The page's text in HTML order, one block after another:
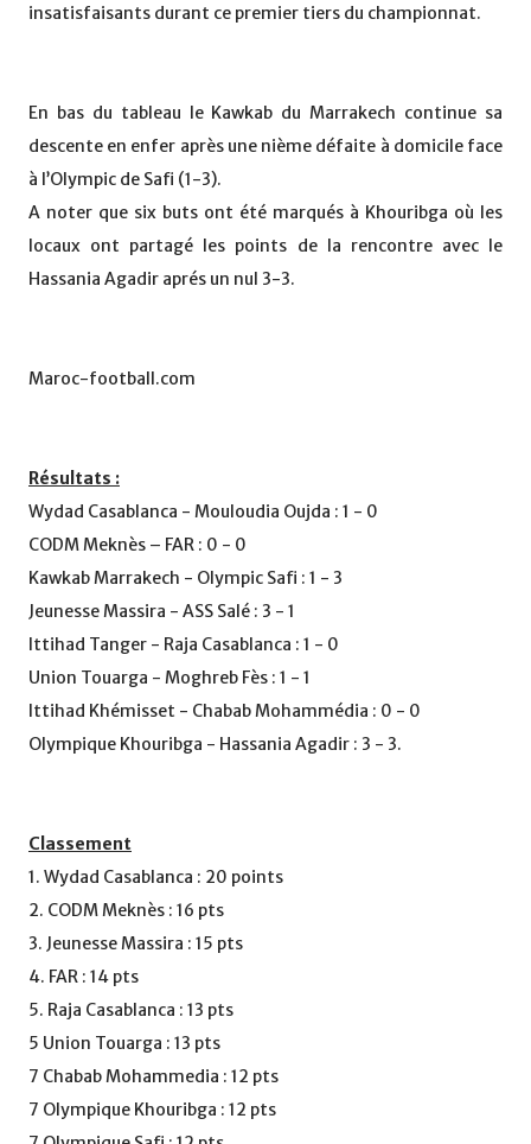
insatisfaisants durant ce premier tiers du championnat.
En bas du tableau le Kawkab du Marrakech continue sa
descente en enfer après une nième défaite à domicile face
à l’Olympic de Safi (1-3).
A noter que six buts ont été marqués à Khouribga où les
locaux ont partagé les points de la rencontre avec le
Hassania Agadir aprés un nul 3-3.
Maroc-football.com
Résultats :
Wydad Casablanca - Mouloudia Oujda : 1 - 0
CODM Meknès – FAR : 0 - 0
Kawkab Marrakech - Olympic Safi : 1 - 3
Jeunesse Massira - ASS Salé : 3 - 1
Ittihad Tanger - Raja Casablanca : 1 - 0
Union Touarga - Moghreb Fès : 1 - 1
Ittihad Khémisset - Chabab Mohammédia : 0 - 0
Olympique Khouribga - Hassania Agadir : 3 - 3.
Classement
1. Wydad Casablanca : 20 points
2. CODM Meknès : 16 pts
3. Jeunesse Massira : 15 pts
4. FAR : 14 pts
5. Raja Casablanca : 13 pts
5 Union Touarga : 13 pts
7 Chabab Mohammedia : 12 pts
7 Olympique Khouribga : 12 pts